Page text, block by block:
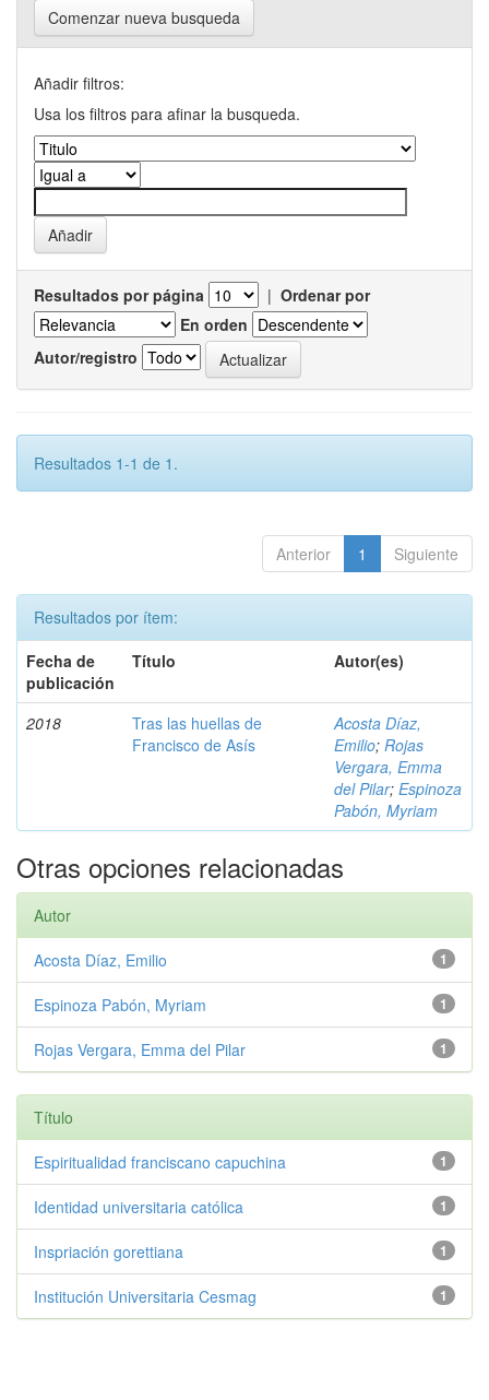
Comenzar nueva busqueda
Añadir filtros:
Usa los filtros para afinar la busqueda.
Resultados por página | Ordenar por
En orden
Autor/registro
Resultados 1-1 de 1.
Anterior 1 Siguiente
Resultados por ítem:
Fecha de
publicación
Título Autor(es)
2018
Tras las huellas de
Francisco de Asís
Acosta Díaz,
Emilio; Rojas
Vergara, Emma
del Pilar; Espinoza
Pabón, Myriam
Otras opciones relacionadas
Autor
1
Acosta Díaz, Emilio
1
Espinoza Pabón, Myriam
1
Rojas Vergara, Emma del Pilar
Título
1
Espiritualidad franciscano capuchina
1
Identidad universitaria católica
1
Inspriación gorettiana
1
Institución Universitaria Cesmag